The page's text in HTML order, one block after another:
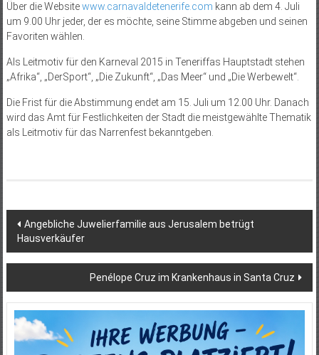
Über die Websitewww.carnavaldetenerife.com kann ab dem 4. Juli
um 9.00 Uhr jeder, der es möchte, seine Stimme abgeben und seinen
Favoriten wählen.
Als Leitmotiv für den Karneval 2015 in Teneriffas Hauptstadt stehen
„Afrika“, „DerSport“, „Die Zukunft“, „Das Meer“ und „Die Werbewelt“.
Die Frist für die Abstimmung endet am 15. Juli um 12.00 Uhr. Danach
wird das Amt für Festlichkeiten der Stadt die meistgewählte Thematik
als Leitmotiv für das Narrenfest bekanntgeben.
Beitragsnavigation
Angebliche Juwelierfamilie aus Jerusalem betrügt
Hausverkäufer
Penélope Cruz im Krankenhaus in Santa Cruz